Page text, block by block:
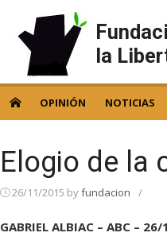
la
OPINIÓN NOTICIAS
Elogio de la
26/11/2015 byfundacion /
GABRIEL ALBIAC – ABC –